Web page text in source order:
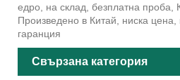
едро, на склад, безплатна проба,
Произведено в Китай, ниска цена,
гаранция
Свързана категория